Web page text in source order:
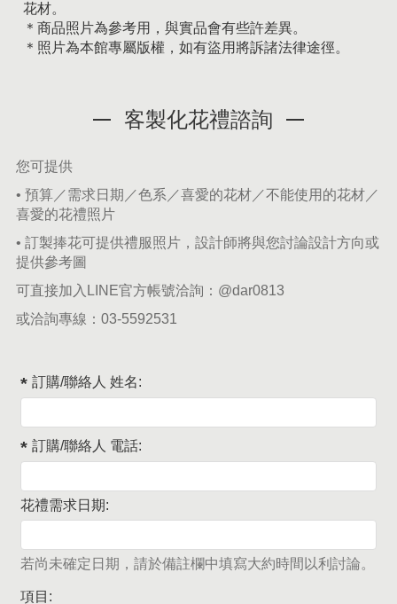
花材。
＊商品照片為參考用，與實品會有些許差異。
＊照片為本館專屬版權，如有盜用將訴諸法律途徑。
客製化花禮諮詢
您可提供
• 預算／需求日期／色系／喜愛的花材／不能使用的花材／
喜愛的花禮照片
• 訂製捧花可提供禮服照片，設計師將與您討論設計方向或
提供參考圖
可直接加入LINE官方帳號洽詢： @dar0813
或洽詢專線： 03-5592531
訂購/聯絡人 姓名:
訂購/聯絡人 電話:
花禮需求日期:
若尚未確定日期，請於備註欄中填寫大約時間以利討論。
項目: